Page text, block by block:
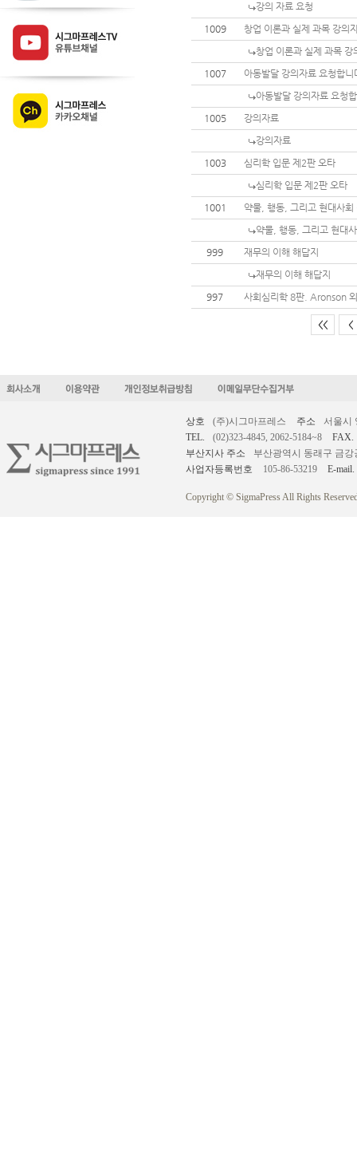
강의 자료 요청
1009
창업 이론과 실제 과목 강의
창업 이론과 실제 과목 강
1007
아동발달 강의자료 요청합니
아동발달 강의자료 요청
1005
강의자료
강의자료
1003
심리학 입문 제2판 오타
심리학 입문 제2판 오타
1001
약물, 행동, 그리고 현대사
약물, 행동, 그리고 현대
999
재무의 이해 해답지
재무의 이해 해답지
997
사회심리학 8판. Aronson
<< <
상호 (주)시그마프레스 주소
서울시
TEL.
(02)323-4845, 2062-5184~8
FAX.
부산지사 주소
부산광역시 동래구 금강
사업자등록번호
105-86-53219 E-mail.
Copyright © SigmaPress All Rights